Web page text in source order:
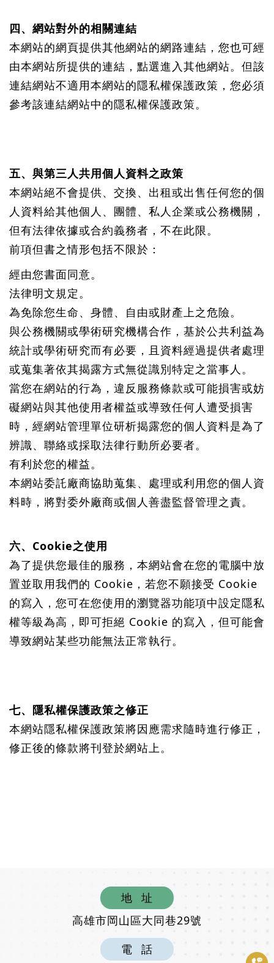
四、網站對外的相關連結
本網站的網頁提供其他網站的網路連結，您也可經
由本網站所提供的連結，點選進入其他網站。但該
連結網站不適用本網站的隱私權保護政策，您必須
參考該連結網站中的隱私權保護政策。
五、與第三人共用個人資料之政策
本網站絕不會提供、交換、出租或出售任何您的個
人資料給其他個人、團體、私人企業或公務機關，
但有法律依據或合約義務者，不在此限。
前項但書之情形包括不限於：
經由您書面同意。
法律明文規定。
為免除您生命、身體、自由或財產上之危險。
與公務機關或學術研究機構合作，基於公共利益為
統計或學術研究而有必要，且資料經過提供者處理
或蒐集著依其揭露方式無從識別特定之當事人。
當您在網站的行為，違反服務條款或可能損害或妨
礙網站與其他使用者權益或導致任何人遭受損害
時，經網站管理單位研析揭露您的個人資料是為了
辨識、聯絡或採取法律行動所必要者。
有利於您的權益。
本網站委託廠商協助蒐集、處理或利用您的個人資
料時，將對委外廠商或個人善盡監督管理之責。
六、 Cookie之使用
為了提供您最佳的服務，本網站會在您的電腦中放
置並取用我們的 Cookie，若您不願接受 Cookie
的寫入，您可在您使用的瀏覽器功能項中設定隱私
權等級為高，即可拒絕 Cookie 的寫入，但可能會
導致網站某些功能無法正常執行。
七、隱私權保護政策之修正
本網站隱私權保護政策將因應需求隨時進行修正，
修正後的條款將刊登於網站上。
地
址
高雄市岡山區大同巷29號
電
話